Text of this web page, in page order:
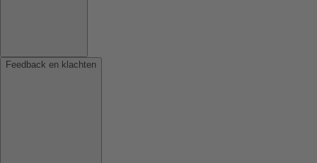
Feedback en klachten